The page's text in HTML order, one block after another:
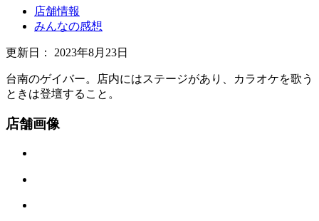
店舗情報
みんなの感想
更新日： 2023年8月23日
台南のゲイバー。店内にはステージがあり、カラオケを歌う
ときは登壇すること。
店舗画像